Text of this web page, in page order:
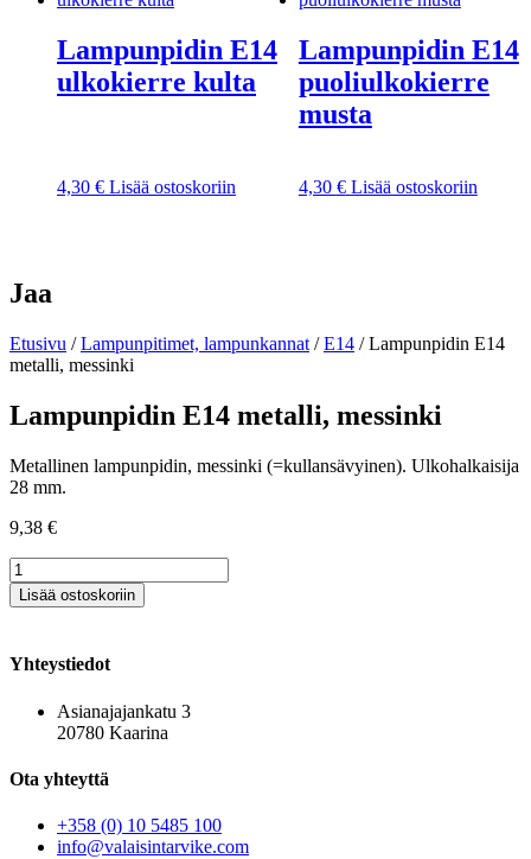
Lampunpidin E14
ulkokierre kulta
4,30 € Lisää ostoskoriin
Lampunpidin E14
puoliulkokierre
musta
4,30 € Lisää ostoskoriin
Jaa
Etusivu /Lampunpitimet, lampunkannat /E14 / Lampunpidin E14
metalli, messinki
Lampunpidin E14 metalli, messinki
Metallinen lampunpidin, messinki (=kullansävyinen). Ulkohalkaisija
28 mm.
9,38 €
Lampunpidin
E14
metalli,
Lisää ostoskoriin
Yhteystiedot
Asianajajankatu 3
20780 Kaarina
Ota yhteyttä
+358 (0) 10 5485 100
info@valaisintarvike.com